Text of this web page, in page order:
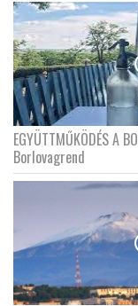
EGYÜTTMŰKÖDÉS A
Borlovagrend